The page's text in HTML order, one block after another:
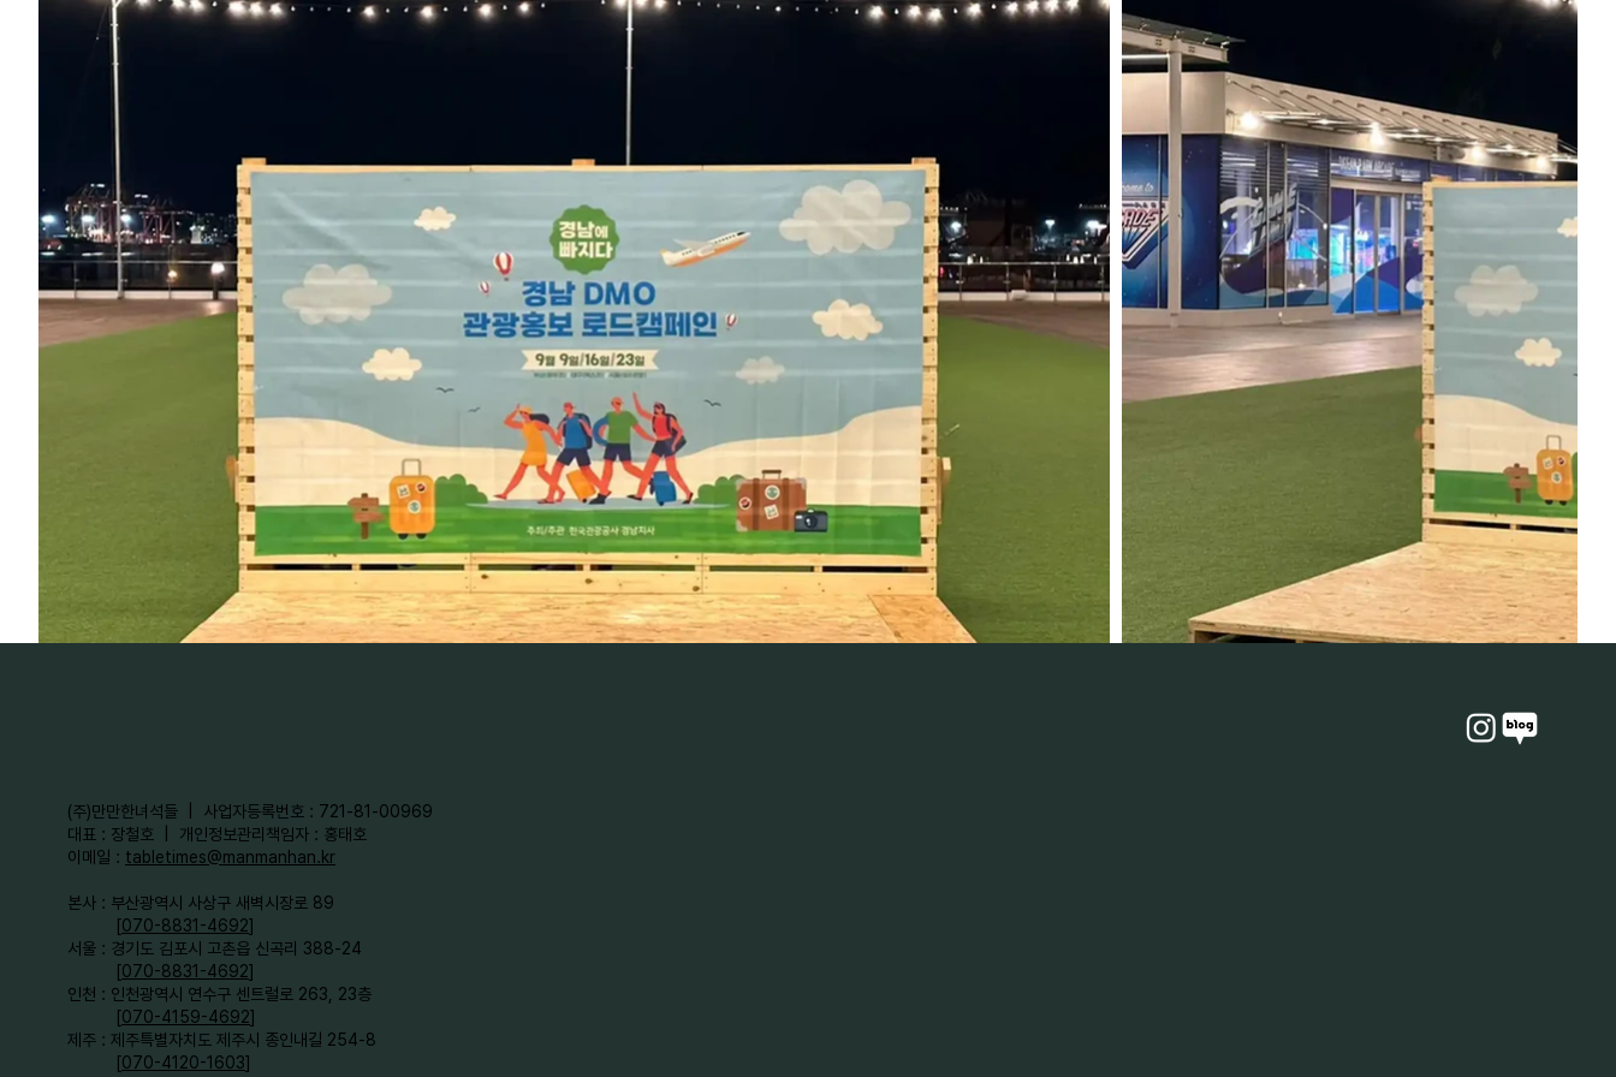
​(주)만만한녀석들 | 사업자등록번호 : 721-81-00969
대표 : 장철호 | 개인정보관리책임자 : 홍태호
이메일 : tabletimes@manmanhan.kr
본사 : 부산광역시 사상구 새벽시장로 89
[070-8831-4692]
서울 : 경기도 김포시 고촌읍 신곡리 388-24
[070-8831-4692]
인천 : 인천광역시 연수구 센트럴로 263, 23층
[070-4159-4692]​
제주 : 제주특별자치도 제주시 종인내길 254-8
[070-4120-1603]